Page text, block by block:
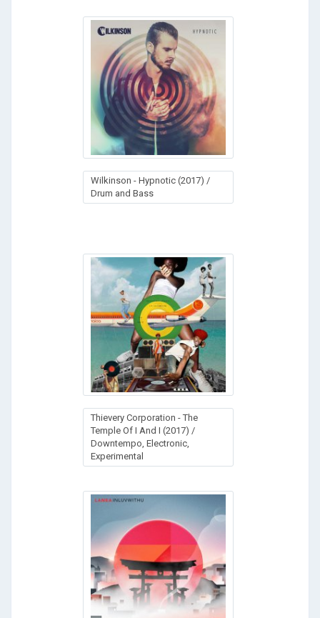
Wilkinson - Hypnotic (2017) /
Drum and Bass
Thievery Corporation - The
Temple Of I And I (2017) /
Downtempo, Electronic,
Experimental